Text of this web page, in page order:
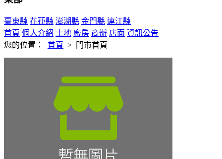
臺東縣 花蓮縣 澎湖縣 金門縣 連江縣
首頁 個人介紹 土地 廠房 商辦 店面 資訊公告
您的位置： 首頁 > 門市首頁